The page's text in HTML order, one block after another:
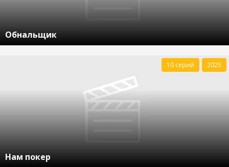
Обнальщик
Нам покер
10 серий 2025